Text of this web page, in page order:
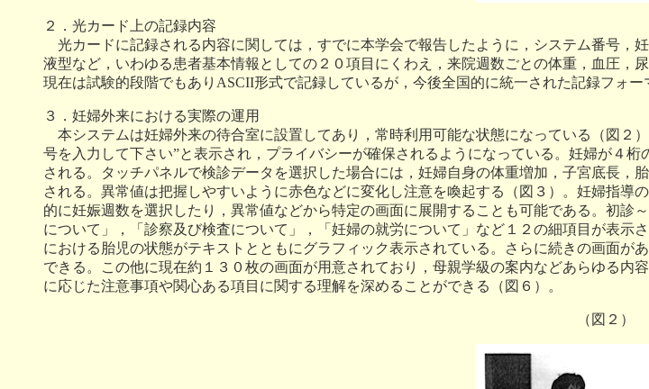
２．光カード上の記録内容
光カードに記録される内容に関しては，すでに本学会で報告したように，システム番号，
液型など，いわゆる患者基本情報としての２０項目にくわえ，来院週数ごとの体重，血圧，
現在は試験的段階でもありASCII形式で記録しているが，今後全国的に統一された記録フォー
３．妊婦外来における実際の運用
本システムは妊婦外来の待合室に設置してあり，常時利用可能な状態になっている（図２
号を入力して下さい”と表示され，プライバシーが確保されるようになっている。妊婦が４
される。タッチパネルで検診データを選択した場合には，妊婦自身の体重増加，子宮底長
される。異常値は把握しやすいように赤色などに変化し注意を喚起する（図３）。妊婦指
的に妊娠週数を選択したり，異常値などから特定の画面に展開することも可能である。初診
について」，「診察及び検査について」，「妊婦の就労について」など１２の細項目が表
における胎児の状態がテキストとともにグラフィック表示されている。さらに続きの画面
できる。この他に現在約１３０枚の画面が用意されており，母親学級の案内などあらゆる
に応じた注意事項や関心ある項目に関する理解を深めることができる（図６）。
（図２）